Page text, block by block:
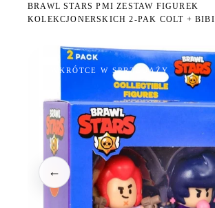
BRAWL STARS PMI ZESTAW FIGUREK
KOLEKCJONERSKICH 2-PAK COLT + BIBI
WKRÓTCE W SPRZEDAŻY
←